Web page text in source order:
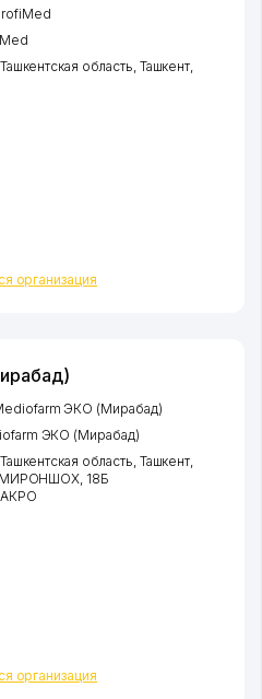
организация
Ташкентская область, Ташкент,
организация
ЭКО (Мирабад)
ЭКО (Мирабад)
Ташкентская область Ташкент
МИРОНШОХ , 18Б